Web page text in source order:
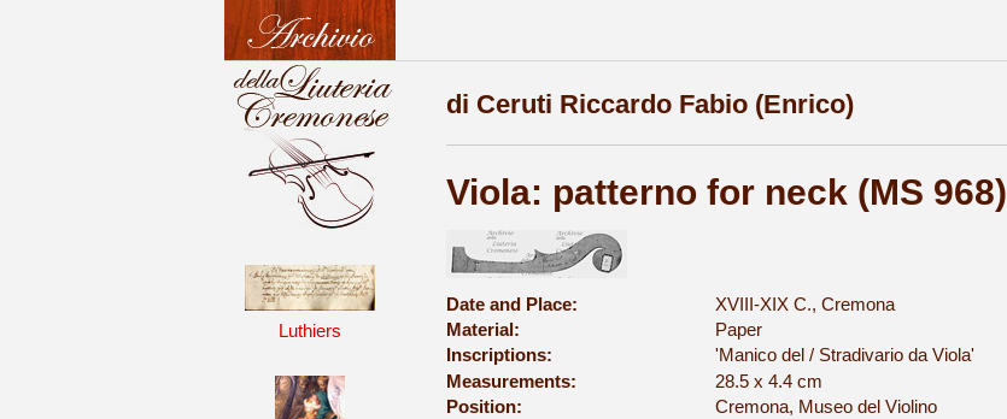
Luthiers
di Ceruti Riccardo Fabio (Enrico)
Viola: patterno for neck (MS 968)
Date and Place:
XVIII-XIX C., Cremona
Material:
Paper
Inscriptions:
'Manico del / Stradivario da Viola'
Measurements:
28.5 x 4.4 cm
Position:
Cremona, Museo del Violino